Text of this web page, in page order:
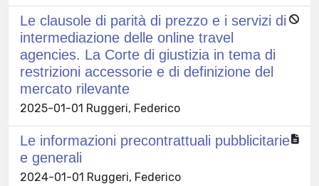
Le clausole di parità di prezzo e i servizi di
intermediazione delle online travel
agencies. La Corte di giustizia in tema di
restrizioni accessorie e di definizione del
mercato rilevante
2025-01-01 Ruggeri, Federico
Le informazioni precontrattuali pubblicitarie
e generali
2024-01-01 Ruggeri, Federico